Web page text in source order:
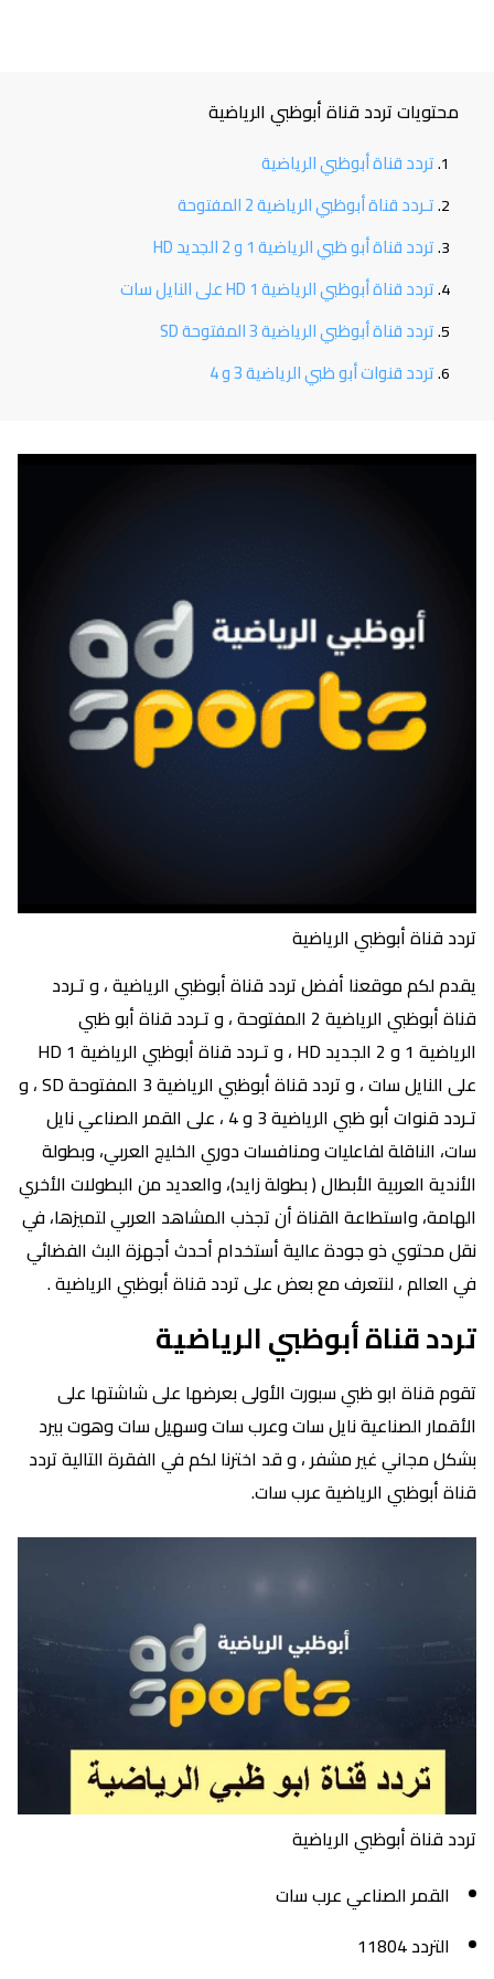
محتويات تردد قناة أبوظبي الرياضية
تردد قناة أبوظبي الرياضية
تـردد قناة أبوظبي الرياضية 2 المفتوحة
تردد قناة أبو ظبي الرياضية 1 و 2 الجديد HD
تردد قناة أبوظبي الرياضية 1 HD على النايل سات
تردد قناة أبوظبي الرياضية 3 المفتوحة SD
تردد قنوات أبو ظبي الرياضية 3 و 4
تردد قناة أبوظبي الرياضية
يقدم لكم موقعنا أفضل تردد قناة أبوظبي الرياضية ، و تـردد
قناة أبوظبي الرياضية 2 المفتوحة ، و تـردد قناة أبو ظبي
الرياضية 1 و 2 الجديد HD ، و تـردد قناة أبوظبي الرياضية 1 HD
على النايل سات ، و تردد قناة أبوظبي الرياضية 3 المفتوحة SD ، و
تـردد قنوات أبو ظبي الرياضية 3 و 4 ، على القمر الصناعي نايل
سات، الناقلة لفاعليات ومنافسات دوري الخليج العربي، وبطولة
الأندية العربية الأبطال ( بطولة زايد)، والعديد من البطولات الأخري
الهامة، واستطاعة القناة أن تجذب المشاهد العربي لتميزها، في
نقل محتوي ذو جودة عالية أستخدام أحدث أجهزة البث الفضائي
في العالم ، لنتعرف مع بعض على تردد قناة أبوظبي الرياضية .
تردد قناة أبوظبي الرياضية
تقوم قناة ابو ظبي سبورت الأولى بعرضها على شاشتها على
الأقمار الصناعية نايل سات وعرب سات وسهيل سات وهوت بيرد
بشكل مجاني غير مشفر ، و قد اخترنا لكم في الفقرة التالية تردد
قناة أبوظبي الرياضية عرب سات.
تردد قناة أبوظبي الرياضية
القمر الصناعي عرب سات
التردد 11804